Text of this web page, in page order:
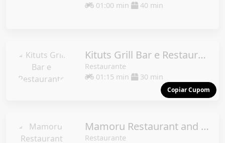
01:00 min
40 min
Kituts Grill Bar e Restaurante
Restaurante
01:15 min
30 min
Copiar Cupom
Mamoru Restaurant and Coffee
Restaurante